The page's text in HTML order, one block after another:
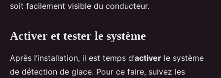
soit facilement visible du conducteur.
Activer et tester le système
Après l’installation, il est temps d’activer le système
de détection de glace. Pour ce faire, suivez les